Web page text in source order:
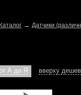
Каталог →Датчики
А до Я вверху